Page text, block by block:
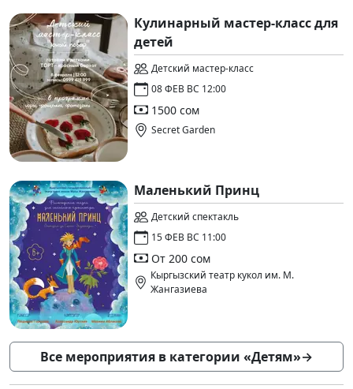
Кулинарный мастер-класс для
детей
Детский мастер-класс
08 ФЕВ ВС 12:00
1500 сом
Secret Garden
Маленький Принц
Детский спектакль
15 ФЕВ ВС 11:00
От 200 сом
Кыргызский театр кукол им. М.
Жангазиева
Все мероприятия в категории «Детям»→